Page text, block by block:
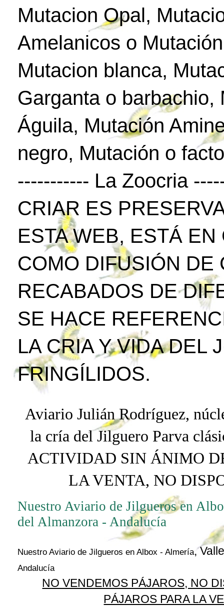
Mutacion Opal,
Amelanicos o
Mutacion blanca,
Garganta o
Águila, Mutación
negro, Mutación o
----------- La Zoocria
CRIAR ES
ESTA WEB, ESTÁ
COMO DIFUSIÓN DE
RECABADOS DE
SE HACE
LA CRIA Y VIDA DEL
FRINGÍLIDOS.
Aviario Julián Rodríguez,
la cría del Jilguero Parva
ACTIVIDAD SIN ÁNIMO
LA VENTA, NO
Nuestro Aviario de Jilgueros en
del Almanzora - Andalucía
Nuestro Aviario de Jilgueros en Albox - Almería,
Andalucía
NO VENDEMOS PÁJAROS, NO
PÁJAROS PARA LA